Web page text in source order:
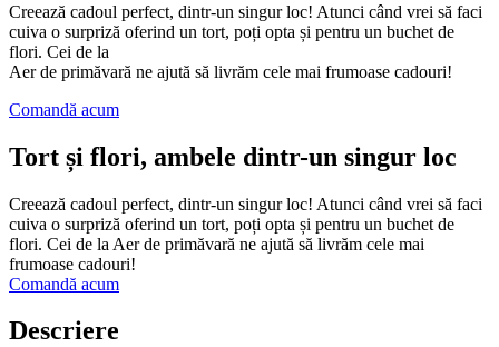
Creează cadoul perfect, dintr-un singur loc! Atunci când vrei să faci
cuiva o surpriză oferind un tort, poți opta și pentru un buchet de
flori. Cei de la
Aer de primăvară ne ajută să livrăm cele mai frumoase cadouri!
Comandă acum
Tort și flori, ambele dintr-un singur loc
Creează cadoul perfect, dintr-un singur loc! Atunci când vrei să faci
cuiva o surpriză oferind un tort, poți opta și pentru un buchet de
flori. Cei de la Aer de primăvară ne ajută să livrăm cele mai
frumoase cadouri!
Comandă acum
Descriere